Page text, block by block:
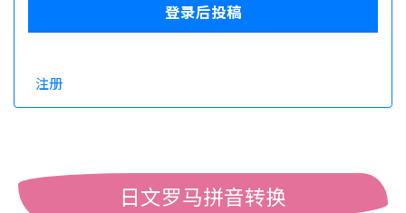
登录后投稿
注册
日文罗马拼音转换